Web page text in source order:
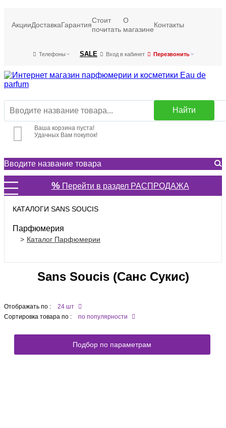
АкцииДоставкаГарантия
Стоит
почитать
О
магазине
Контакты
Телефоны SALE Вход в кабинет Перезвонить
Найти
Ваша корзина пуста!
Удачных Вам покупок!
%Перейти в раздел РАСПРОДАЖА
КАТАЛОГИ SANS SOUCIS
Парфюмерия
Каталог Парфюмерии
Sans Soucis (Санс Сукис)
Отображать по :
24 шт
Сортировка товара по :
по популярности
Подбор по параметрам